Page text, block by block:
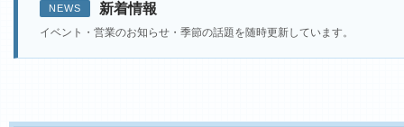
NEWS 新着情報
イベント・営業のお知らせ・季節の話題を随時更新しています。